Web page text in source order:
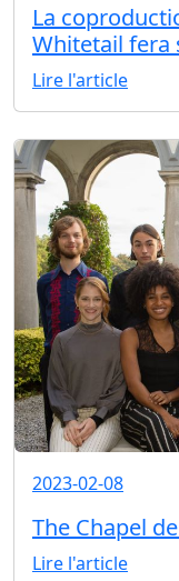
La
Whitetail fera
Lire l'article
2023-02-08
The Chapel
Lire l'article